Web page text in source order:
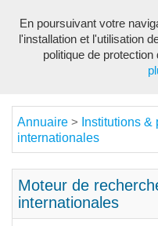
Annuaire > Institutions &
internationales
Moteur de
internationales
En poursuivant votre
l'installation et l'utilisation
politique de